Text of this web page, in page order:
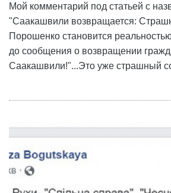
Мой комментарий под статьей с
"Саакашвили возвращается:
Порошенко становится
до сообщения о возвращении
Саакашвили!"...Это уже страшный